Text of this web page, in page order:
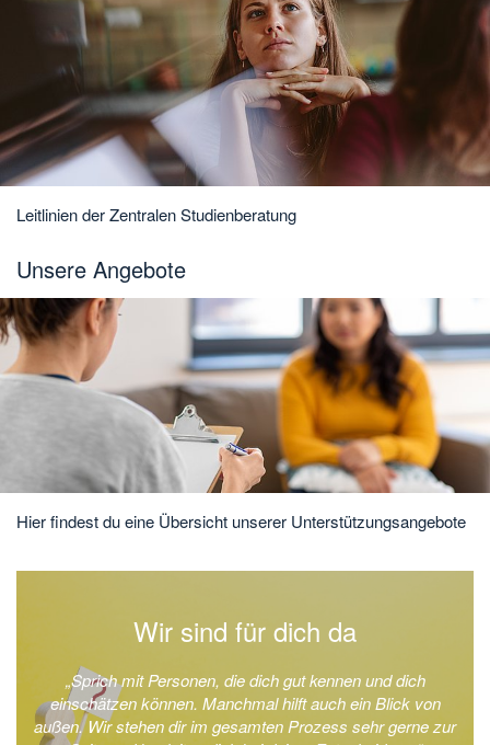
Leitlinien der Zentralen Studienberatung
Unsere Angebote
Hier findest du eine Übersicht unserer Unterstützungsangebote
Wir sind für dich da
„Sprich mit Personen, die dich gut kennen und dich
einschätzen können. Manchmal hilft auch ein Blick von
außen. Wir stehen dir im gesamten Prozess sehr gerne zur